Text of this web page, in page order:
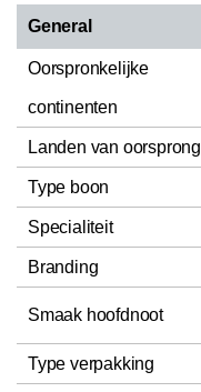
General
Oorspronkelijke
continenten
Landen van oorsprong
Type boon
Specialiteit
Branding
Smaak hoofdnoot
Type verpakking